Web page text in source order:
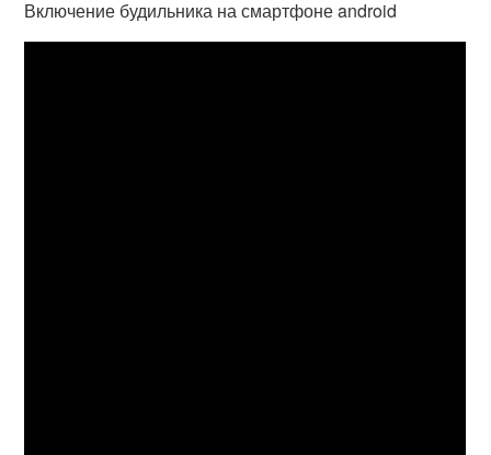
Включение будильника на смартфоне android